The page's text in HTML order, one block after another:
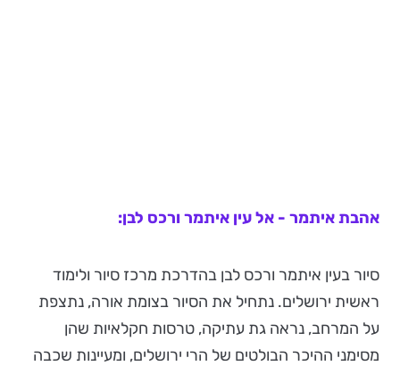
אהבת איתמר - אל עין איתמר ורכס לבן:
סיור בעין איתמר ורכס לבן בהדרכת מרכז סיור ולימוד
ראשית ירושלים. נתחיל את הסיור בצומת אורה, נתצפת
על המרחב, נראה גת עתיקה, טרסות חקלאיות שהן
מסימני ההיכר הבולטים של הרי ירושלים, ומעיינות שכבה